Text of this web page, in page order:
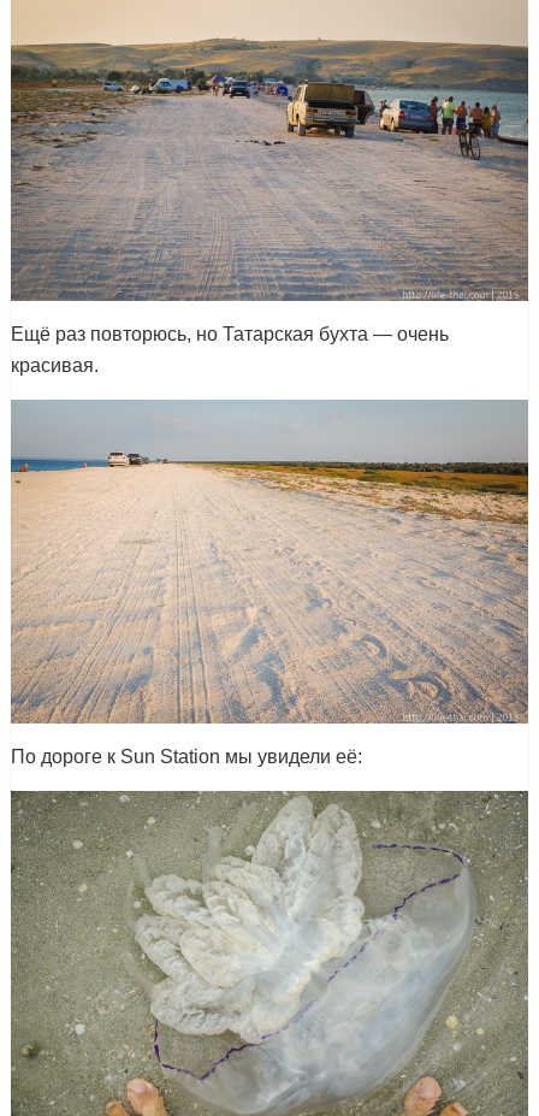
Ещё раз повторюсь, но Татарская бухта — очень
красивая.
По дороге к Sun Station мы увидели её: